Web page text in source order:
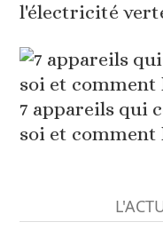
l'électricité
7 appareils qui
soi et